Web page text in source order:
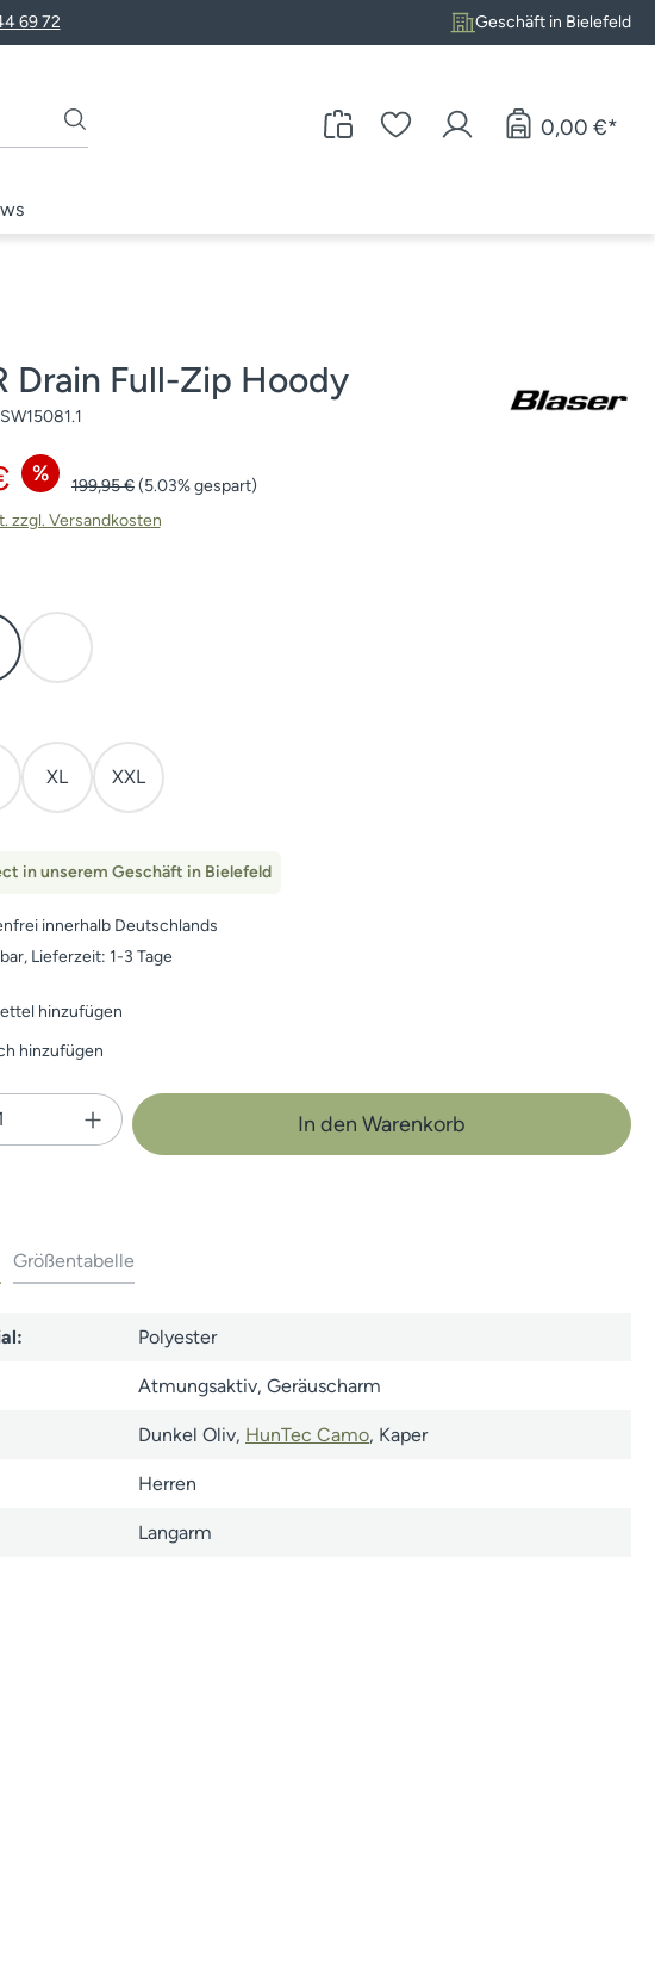
69 72 Geschäft in Bielefeld
0,00 €*
Drain Full-Zip Hoody
SW15081.1
% Regulärer Preis:
199,95 €(5.03% gespart)
zzgl. Versandkosten
OlivHunTec Camo
XL XXL
in unserem Geschäft in Bielefeld
innerhalb Deutschlands
Lieferzeit: 1-3 Tage
hinzufügen
hinzufügen
Gib den gewünschten Wert ein oder
In den Warenkorb
Größentabelle
Polyester
Atmungsaktiv, Geräuscharm
Dunkel Oliv, HunTec Camo, Kaper
Herren
Langarm